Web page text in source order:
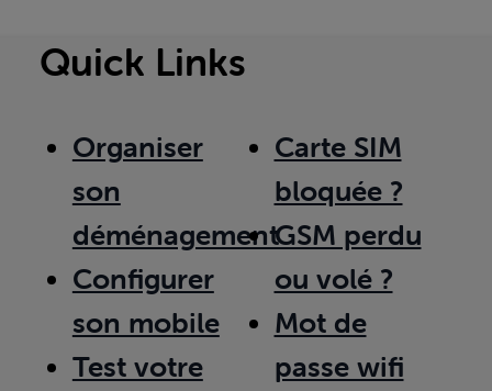
Quick Links
Organiser
son
déménagement
Configurer
son mobile
Test votre
Carte SIM
bloquée ?
GSM perdu
ou volé ?
Mot de
passe wifi